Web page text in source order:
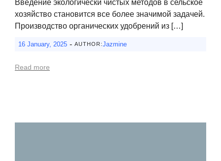
Введение экологически чистых методов в сельское
хозяйство становится все более значимой задачей.
Производство органических удобрений из […]
16 January, 2025 - AUTHOR:Jazmine
Read more